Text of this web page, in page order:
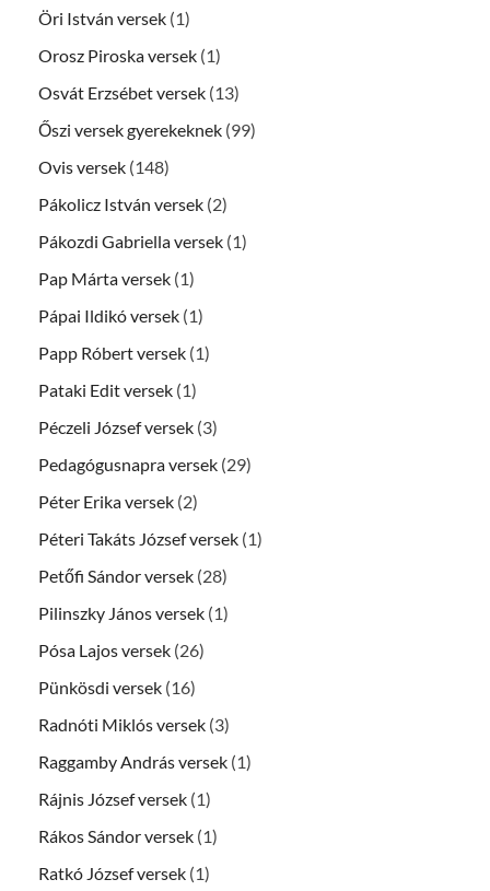
Öri István versek (1)
Orosz Piroska versek (1)
Osvát Erzsébet versek (13)
Őszi versek gyerekeknek (99)
Ovis versek (148)
Pákolicz István versek (2)
Pákozdi Gabriella versek (1)
Pap Márta versek (1)
Pápai Ildikó versek (1)
Papp Róbert versek (1)
Pataki Edit versek (1)
Péczeli József versek (3)
Pedagógusnapra versek (29)
Péter Erika versek (2)
Péteri Takáts József versek (1)
Petőfi Sándor versek (28)
Pilinszky János versek (1)
Pósa Lajos versek (26)
Pünkösdi versek (16)
Radnóti Miklós versek (3)
Raggamby András versek (1)
Rájnis József versek (1)
Rákos Sándor versek (1)
Ratkó József versek (1)